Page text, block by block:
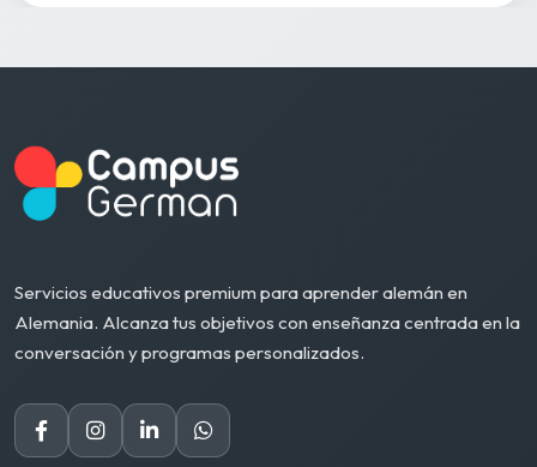
Servicios educativos premium para aprender alemán en
Alemania. Alcanza tus objetivos con enseñanza centrada en la
conversación y programas personalizados.